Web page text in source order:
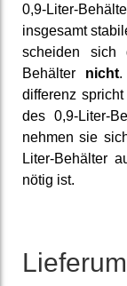
0,9-Liter-
insgesamt
scheiden sich
Behälter nicht.
differenz
des 0,9-Liter-
nehmen sie
Liter-Behälter
nötig ist.